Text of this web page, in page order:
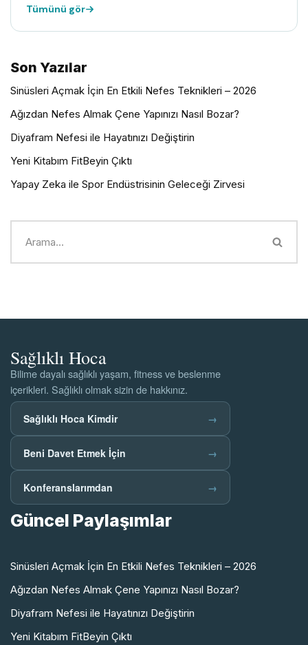
Tümünü gör
Son Yazılar
Sinüsleri Açmak İçin En Etkili Nefes Teknikleri – 2026
Ağızdan Nefes Almak Çene Yapınızı Nasıl Bozar?
Diyafram Nefesi ile Hayatınızı Değiştirin
Yeni Kitabım FitBeyin Çıktı
Yapay Zeka ile Spor Endüstrisinin Geleceği Zirvesi
Sağlıklı Hoca
Bilime dayalı sağlıklı yaşam, fitness ve beslenme
içerikleri. Sağlıklı olmak sizin de hakkınız.
Sağlıklı Hoca Kimdir →
Beni Davet Etmek İçin →
Konferanslarımdan →
Güncel Paylaşımlar
Sinüsleri Açmak İçin En Etkili Nefes Teknikleri – 2026
Ağızdan Nefes Almak Çene Yapınızı Nasıl Bozar?
Diyafram Nefesi ile Hayatınızı Değiştirin
Yeni Kitabım FitBeyin Çıktı